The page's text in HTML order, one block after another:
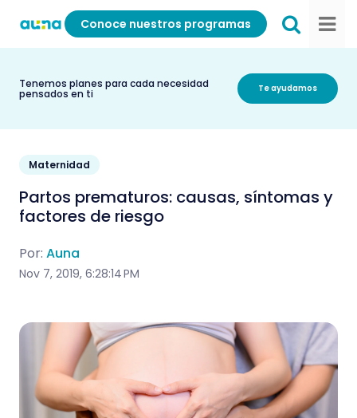
Conoce nuestros programas
Tenemos planes para cada necesidad
pensados en ti Te ayudamos
Maternidad
Partos prematuros: causas, síntomas y
factores de riesgo
Por: Auna
Nov 7, 2019, 6:28:14 PM